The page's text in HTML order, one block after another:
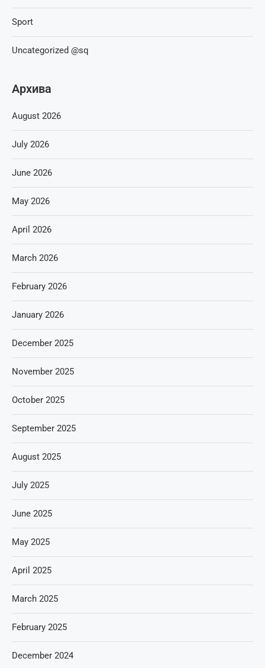
Sport
Uncategorized @sq
Архива
August 2026
July 2026
June 2026
May 2026
April 2026
March 2026
February 2026
January 2026
December 2025
November 2025
October 2025
September 2025
August 2025
July 2025
June 2025
May 2025
April 2025
March 2025
February 2025
December 2024